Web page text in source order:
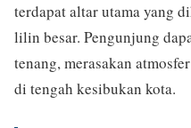
terdapat altar utama yang
lilin besar. Pengunjung
tenang, merasakan
di tengah kesibukan kota.